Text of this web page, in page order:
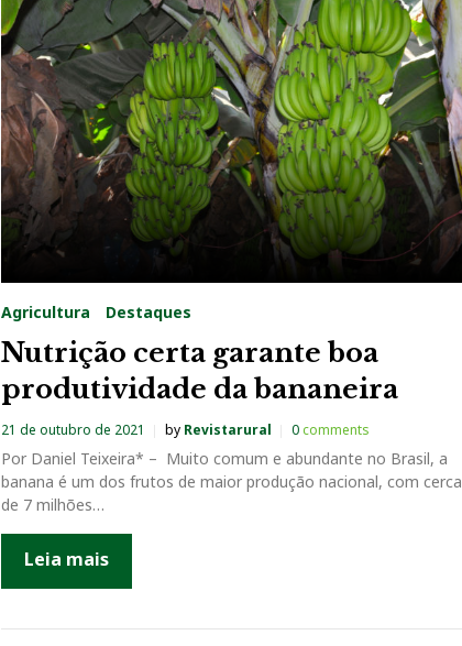
Agricultura Destaques
Nutrição certa garante boa
produtividade da bananeira
21 de outubro de 2021 by Revistarural 0comments
Por Daniel Teixeira* – Muito comum e abundante no Brasil, a
banana é um dos frutos de maior produção nacional, com cerca
de 7 milhões…
Leia mais